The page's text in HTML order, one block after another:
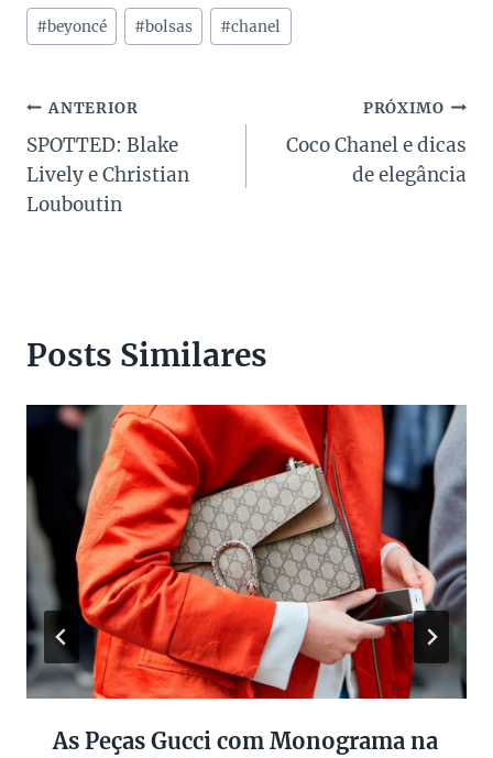
Tags
do
#beyoncé #bolsas #chanel
Navegação
de
Post
ANTERIOR
SPOTTED: Blake
Lively e Christian
Louboutin
PRÓXIMO
Coco Chanel e dicas
de elegância
Posts Similares
As Peças Gucci com Monograma na